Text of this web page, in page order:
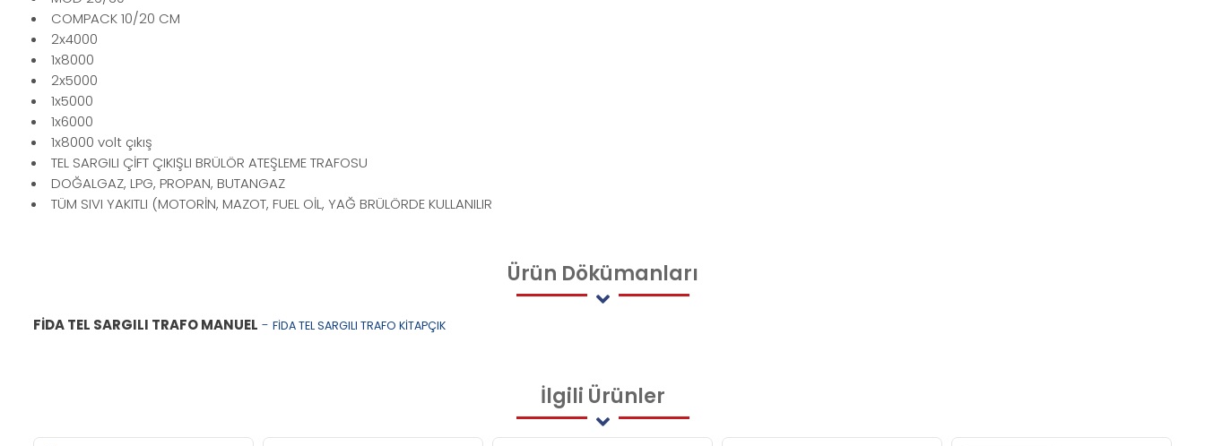
COMPACK 10/20 CM
2x4000
1x8000
2x5000
1x5000
1x6000
1x8000 volt çıkış
TEL SARGILI ÇİFT ÇIKIŞLI BRÜLÖR ATEŞLEME TRAFOSU
DOĞALGAZ, LPG, PROPAN, BUTANGAZ
TÜM SIVI YAKITLI (MOTORİN, MAZOT, FUEL OİL, YAĞ BRÜLÖRDE KULLANILIR
Ürün Dökümanları
FİDA TEL SARGILI TRAFO MANUEL - FİDA TEL SARGILI TRAFO KİTAPÇIK
İlgili Ürünler